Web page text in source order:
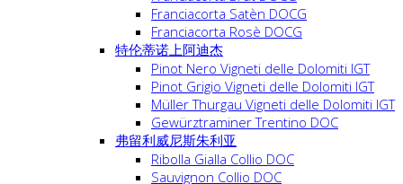
Franciacorta Satèn DOCG
Franciacorta Rosè DOCG
特伦蒂诺上阿迪杰
Pinot Nero Vigneti delle Dolomiti IGT
Pinot Grigio Vigneti delle Dolomiti IGT
Müller Thurgau Vigneti delle Dolomiti IGT
Gewürztraminer Trentino DOC
弗留利威尼斯朱利亚
Ribolla Gialla Collio DOC
Sauvignon Collio DOC